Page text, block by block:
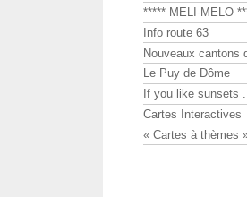
***** MELI-MELO
Info route 63
Nouveaux cantons
Le Puy de Dôme
If you like sunsets
Cartes Interactives
« Cartes à thèmes